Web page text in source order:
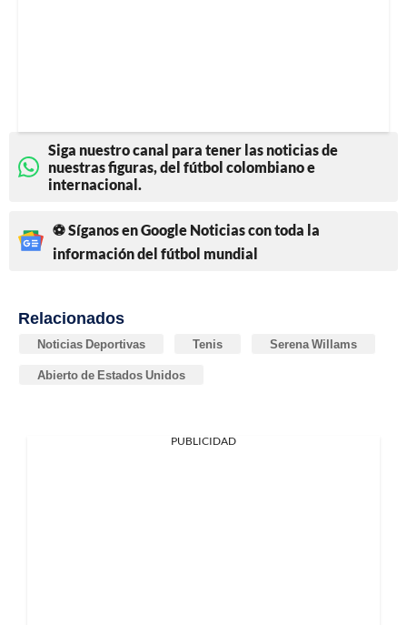
Siga nuestro canal para tener las noticias de
nuestras figuras, del fútbol colombiano e
internacional.
⚽ Síganos en Google Noticias con toda la
información del fútbol mundial
Relacionados
Noticias Deportivas Tenis Serena Willams
Abierto de Estados Unidos
PUBLICIDAD